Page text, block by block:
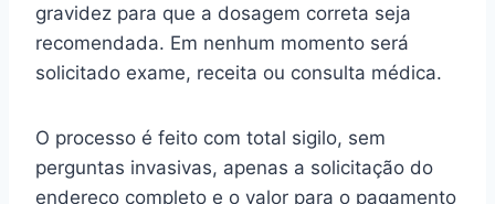
gravidez para que a dosagem correta seja
recomendada. Em nenhum momento será
solicitado exame, receita ou consulta médica.
O processo é feito com total sigilo, sem
perguntas invasivas, apenas a solicitação do
endereço completo e o valor para o pagamento